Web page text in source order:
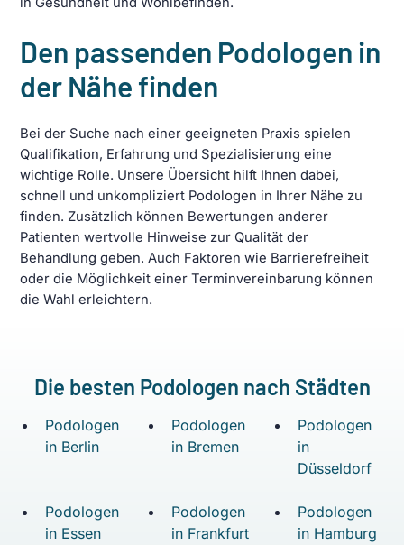
Den passenden Podologen in
der Nähe finden
Bei der Suche nach einer geeigneten Praxis spielen
Qualifikation, Erfahrung und Spezialisierung eine
wichtige Rolle. Unsere Übersicht hilft Ihnen dabei,
schnell und unkompliziert Podologen in Ihrer Nähe zu
finden. Zusätzlich können Bewertungen anderer
Patienten wertvolle Hinweise zur Qualität der
Behandlung geben. Auch Faktoren wie Barrierefreiheit
oder die Möglichkeit einer Terminvereinbarung können
die Wahl erleichtern.
Die besten Podologen nach Städten
Podologen
in Berlin
Podologen
in Bremen
Podologen
in
Düsseldorf
Podologen
in Essen
Podologen
in Frankfurt
Podologen
in Hamburg